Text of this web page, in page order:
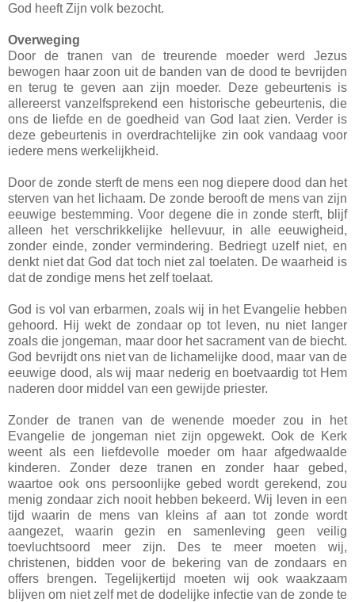
God heeft Zijn volk bezocht.
Overweging
Door de tranen van de treurende moeder werd Jezus
bewogen haar zoon uit de banden van de dood te bevrijden
en terug te geven aan zijn moeder. Deze gebeurtenis is
allereerst vanzelfsprekend een historische gebeurtenis, die
ons de liefde en de goedheid van God laat zien. Verder is
deze gebeurtenis in overdrachtelijke zin ook vandaag voor
iedere mens werkelijkheid.
Door de zonde sterft de mens een nog diepere dood dan het
sterven van het lichaam. De zonde berooft de mens van zijn
eeuwige bestemming. Voor degene die in zonde sterft, blijf
alleen het verschrikkelijke hellevuur, in alle eeuwigheid,
zonder einde, zonder vermindering. Bedriegt uzelf niet, en
denkt niet dat God dat toch niet zal toelaten. De waarheid is
dat de zondige mens het zelf toelaat.
God is vol van erbarmen, zoals wij in het Evangelie hebben
gehoord. Hij wekt de zondaar op tot leven, nu niet langer
zoals die jongeman, maar door het sacrament van de biecht.
God bevrijdt ons niet van de lichamelijke dood, maar van de
eeuwige dood, als wij maar nederig en boetvaardig tot Hem
naderen door middel van een gewijde priester.
Zonder de tranen van de wenende moeder zou in het
Evangelie de jongeman niet zijn opgewekt. Ook de Kerk
weent als een liefdevolle moeder om haar afgedwaalde
kinderen. Zonder deze tranen en zonder haar gebed,
waartoe ook ons persoonlijke gebed wordt gerekend, zou
menig zondaar zich nooit hebben bekeerd. Wij leven in een
tijd waarin de mens van kleins af aan tot zonde wordt
aangezet, waarin gezin en samenleving geen veilig
toevluchtsoord meer zijn. Des te meer moeten wij,
christenen, bidden voor de bekering van de zondaars en
offers brengen. Tegelijkertijd moeten wij ook waakzaam
blijven om niet zelf met de dodelijke infectie van de zonde te